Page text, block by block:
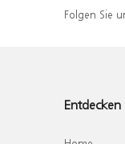
Folgen Sie
Entdecken